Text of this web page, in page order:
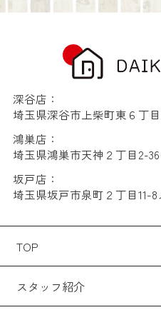
深谷店：
埼玉県深谷市上柴町東６丁目
鴻巣店：
埼玉県鴻巣市天神２丁目2-
坂戸店：
埼玉県坂戸市泉町２丁目11-
TOP
スタッフ紹介